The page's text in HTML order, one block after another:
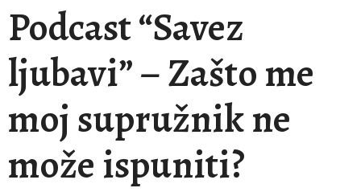
Podcast “Savez
ljubavi” – Zašto me
moj supružnik ne
može ispuniti?